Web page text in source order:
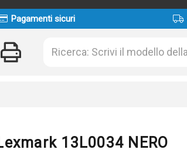
Pagamenti sicuri
13L0034 NERO